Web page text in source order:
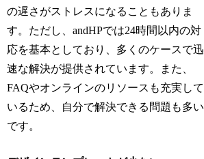
の遅さがストレスになることもありま
す。ただし、andHPでは24時間以内の対
応を基本としており、多くのケースで迅
速な解決が提供されています。また、
FAQやオンラインのリソースも充実して
いるため、自分で解決できる問題も多い
です。